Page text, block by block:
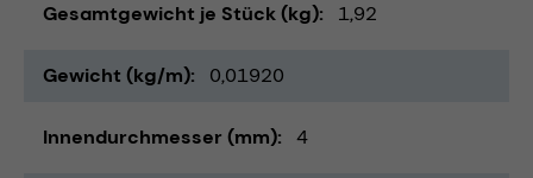
Gesamtgewicht je Stück (kg) 1,92
Gewicht (kg/m) 0,01920
Innendurchmesser (mm) 4